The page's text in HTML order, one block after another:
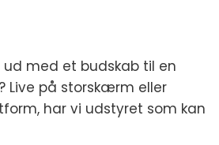
ud med et budskab til en
Live på storskærm eller
har vi udstyret som kan